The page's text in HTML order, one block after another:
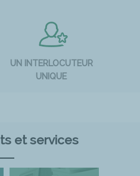
UN INTERLOCUTEUR
UNIQUE
et services